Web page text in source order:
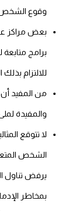
وقوع الشخص في
بعض مراكز
برامج متابعة
للالتزام بذلك
من المفيد أن
والمفيدة لملئ
لا تتوقع
الشخص
يرفض تناول
بمخاطر الإدمان